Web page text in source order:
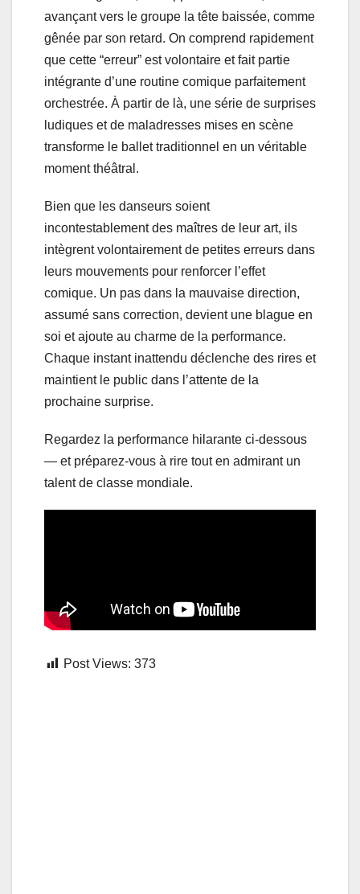
avançant vers le groupe la tête baissée, comme
gênée par son retard. On comprend rapidement
que cette “erreur” est volontaire et fait partie
intégrante d’une routine comique parfaitement
orchestrée. À partir de là, une série de surprises
ludiques et de maladresses mises en scène
transforme le ballet traditionnel en un véritable
moment théâtral.
Bien que les danseurs soient
incontestablement des maîtres de leur art, ils
intègrent volontairement de petites erreurs dans
leurs mouvements pour renforcer l’effet
comique. Un pas dans la mauvaise direction,
assumé sans correction, devient une blague en
soi et ajoute au charme de la performance.
Chaque instant inattendu déclenche des rires et
maintient le public dans l’attente de la
prochaine surprise.
Regardez la performance hilarante ci-dessous
— et préparez-vous à rire tout en admirant un
talent de classe mondiale.
Post Views: 373